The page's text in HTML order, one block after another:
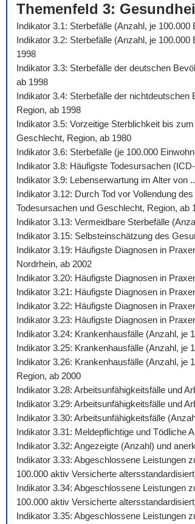
Themenfeld 3:
Indikator 3.1: Sterbefälle (Anzahl, je
Indikator 3.2: Sterbefälle (Anzahl, je
1998
Indikator 3.3: Sterbefälle der deutschen
ab 1998
Indikator 3.4: Sterbefälle der
Region, ab 1998
Indikator 3.5: Vorzeitige Sterblichkeit bis
Geschlecht, Region, ab 1980
Indikator 3.6: Sterbefälle (je 100.000
Indikator 3.8: Häufigste Todesursachen
Indikator 3.9: Lebenserwartung im Alter von
Indikator 3.12: Durch Tod vor Vollendung
Todesursachen und Geschlecht, Region, ab
Indikator 3.13: Vermeidbare Sterbefälle
Indikator 3.15: Selbsteinschätzung des
Indikator 3.19: Häufigste Diagnosen in
Nordrhein, ab 2002
Indikator 3.20: Häufigste Diagnosen in
Indikator 3.21: Häufigste Diagnosen in
Indikator 3.22: Häufigste Diagnosen in
Indikator 3.23: Häufigste Diagnosen in
Indikator 3.24: Krankenhausfälle (Anzahl, je
Indikator 3.25: Krankenhausfälle (Anzahl, je
Indikator 3.26: Krankenhausfälle (Anzahl, je
Region, ab 2000
Indikator 3.28: Arbeitsunfähigkeitsfälle und
Indikator 3.29: Arbeitsunfähigkeitsfälle und
Indikator 3.30: Arbeitsunfähigkeitsfälle
Indikator 3.31: Meldepflichtige und Tödliche
Indikator 3.32: Angezeigte (Anzahl) und
Indikator 3.33: Abgeschlossene Leistungen
100.000 aktiv Versicherte
Indikator 3.34: Abgeschlossene Leistungen
100.000 aktiv Versicherte
Indikator 3.35: Abgeschlossene Leistungen